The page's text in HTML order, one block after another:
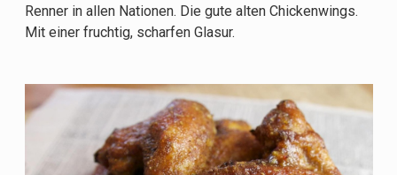
Renner in allen Nationen. Die gute alten Chickenwings.
Mit einer fruchtig, scharfen Glasur.